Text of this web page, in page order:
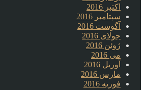
اکتبر 2016
سپتامبر 2016
آگوست 2016
جولای 2016
ژوئن 2016
می 2016
آوریل 2016
مارس 2016
فوریه 2016